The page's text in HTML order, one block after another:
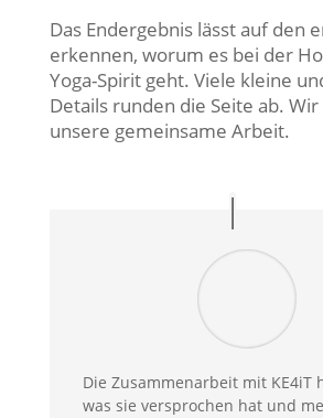
Das Endergebnis lässt auf den
erkennen, worum es bei der
Yoga-Spirit geht. Viele kleine
Details runden die Seite ab.
unsere gemeinsame Arbeit.
Die Zusammenarbeit mit KE4iT
was sie versprochen hat und